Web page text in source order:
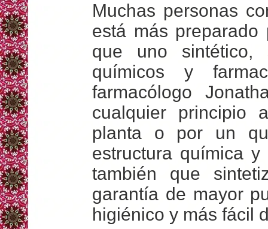
Muchas personas
está más
que uno
químicos y
farmacólogo
cualquier principio
planta o por un
estructura química
también que
garantía de mayor
higiénico y más fácil